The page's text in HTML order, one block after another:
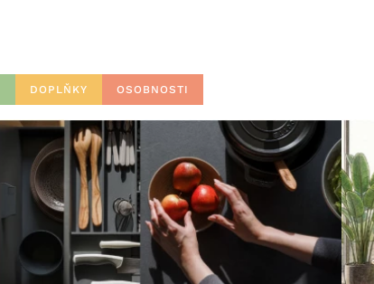
DOPLŇKY OSOBNOSTI